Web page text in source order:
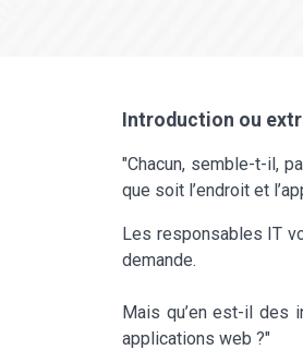
Introduction ou
"Chacun, semble-t-il,
que soit l’endroit et
Les responsables IT
demande.
Mais qu’en est-il des
applications web ?"